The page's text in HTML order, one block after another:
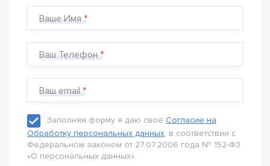
Ваше Имя
Ваш Телефон
Ваш email
Заполняя форму я даю своё Согласие на
Обработку персональных данных, в соответствии с
Федеральном законом от 27.07.2006 года № 152-Ф3
«О персональных данных».